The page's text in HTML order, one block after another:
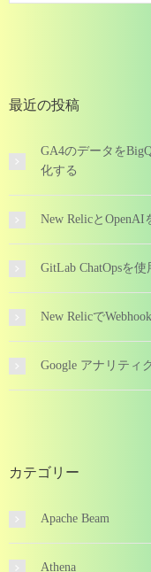
最近の投稿
GA4のデータを
化する
New Relicと
GitLab ChatOpsを
New Relicで
Google アナリティ
カテゴリー
Apache Beam
Athena